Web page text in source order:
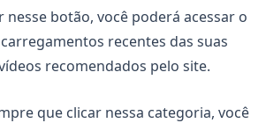
nesse botão, você poderá acessar o
recentes das suas
recomendados pelo site.
que clicar nessa categoria, você